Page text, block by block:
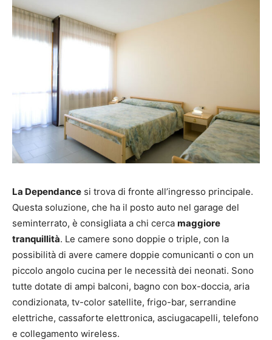
La Dependance si trova di fronte all’ingresso principale.
Questa soluzione, che ha il posto auto nel garage del
seminterrato, è consigliata a chi cerca maggiore
tranquillità. Le camere sono doppie o triple, con la
possibilità di avere camere doppie comunicanti o con un
piccolo angolo cucina per le necessità dei neonati. Sono
tutte dotate di ampi balconi, bagno con box-doccia, aria
condizionata, tv-color satellite, frigo-bar, serrandine
elettriche, cassaforte elettronica, asciugacapelli, telefono
e collegamento wireless.